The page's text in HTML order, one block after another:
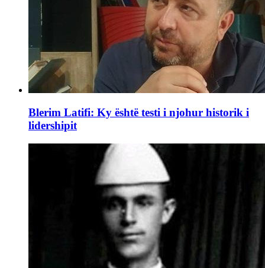
Blerim Latifi: Ky është testi i njohur historik i
lidershipit